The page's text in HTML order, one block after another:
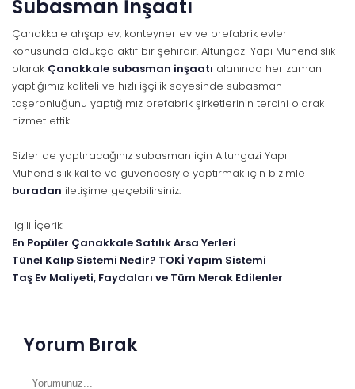
Subasman İnşaatı
Çanakkale ahşap ev, konteyner ev ve prefabrik evler
konusunda oldukça aktif bir şehirdir. Altungazi Yapı Mühendislik
olarak Çanakkale subasman inşaatı alanında her zaman
yaptığımız kaliteli ve hızlı işçilik sayesinde subasman
taşeronluğunu yaptığımız prefabrik şirketlerinin tercihi olarak
hizmet ettik.
Sizler de yaptıracağınız subasman için Altungazi Yapı
Mühendislik kalite ve güvencesiyle yaptırmak için bizimle
buradan iletişime geçebilirsiniz.
İlgili İçerik:
En Popüler Çanakkale Satılık Arsa Yerleri
Tünel Kalıp Sistemi Nedir? TOKİ Yapım Sistemi
Taş Ev Maliyeti, Faydaları ve Tüm Merak Edilenler
Yorum Bırak